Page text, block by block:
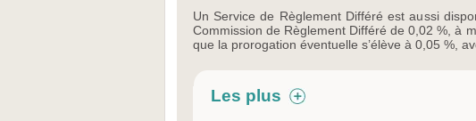
Un Service de Règlement Différé est aussi
Commission de Règlement Différé de 0,02 %, à
que la prorogation éventuelle s’élève à 0,05 %,
Les plus